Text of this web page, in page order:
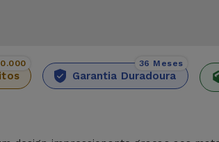
Garantia Duradoura
36 Meses